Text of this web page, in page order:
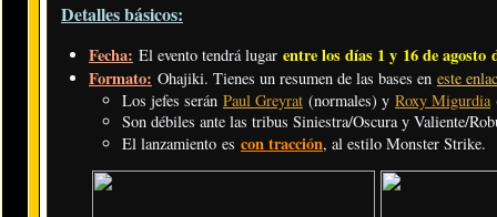
Detalles básicos:
Fecha: El evento tendrá lugar entre los días 1 y 16 de agosto
Formato: Ohajiki. Tienes un resumen de las bases en este
Los jefes serán Paul Greyrat (normales) y Roxy Migurdia
Son débiles ante las tribus Siniestra/Oscura y Valiente/
El lanzamiento es con tracción, al estilo Monster Strike.